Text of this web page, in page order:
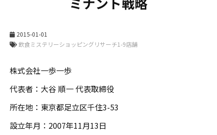
企業情報
2015-01-01
株式会社一歩一歩
代表者：大谷 順一 代表取締役
所在地：東京都足立区千住3-53
設立年月：2007年11月13日